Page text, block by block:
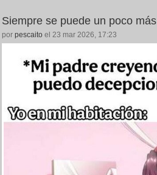
Siempre se puede un poco más
por pescaito el 23 mar 2026, 17:23